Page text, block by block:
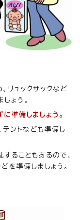
リュックサックなど
ょう。
準備しましょう。
ントなども準備し
ることもあるので、
を準備しましょう。